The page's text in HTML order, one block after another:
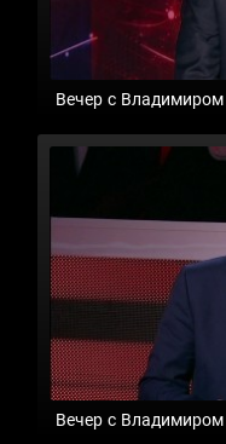
Вечер с
Вечер с